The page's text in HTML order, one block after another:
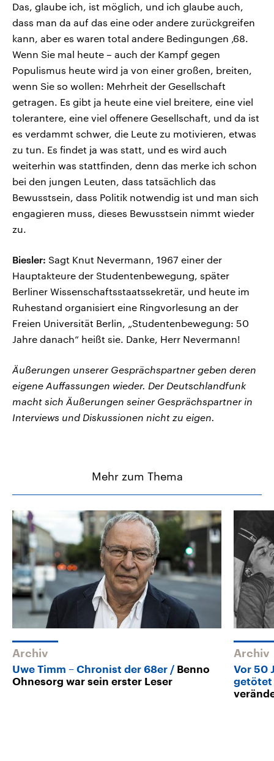
Das, glaube ich, ist möglich, und ich glaube auch,
dass man da auf das eine oder andere zurückgreifen
kann, aber es waren total andere Bedingungen ‚68.
Wenn Sie mal heute – auch der Kampf gegen
Populismus heute wird ja von einer großen, breiten,
wenn Sie so wollen: Mehrheit der Gesellschaft
getragen. Es gibt ja heute eine viel breitere, eine viel
tolerantere, eine viel offenere Gesellschaft, und da ist
es verdammt schwer, die Leute zu motivieren, etwas
zu tun. Es findet ja was statt, und es wird auch
weiterhin was stattfinden, denn das merke ich schon
bei den jungen Leuten, dass tatsächlich das
Bewusstsein, dass Politik notwendig ist und man sich
engagieren muss, dieses Bewusstsein nimmt wieder
zu.
Biesler: Sagt Knut Nevermann, 1967 einer der
Hauptakteure der Studentenbewegung, später
Berliner Wissenschaftsstaatssekretär, und heute im
Ruhestand organisiert eine Ringvorlesung an der
Freien Universität Berlin, „Studentenbewegung: 50
Jahre danach“ heißt sie. Danke, Herr Nevermann!
Äußerungen unserer Gesprächspartner geben deren
eigene Auffassungen wieder. Der Deutschlandfunk
macht sich Äußerungen seiner Gesprächspartner in
Interviews und Diskussionen nicht zu eigen.
Mehr zum Thema
Archiv
Uwe Timm – Chronist der 68er
Benno
Ohnesorg war sein erster Leser
Archiv
Vor 50
getötet